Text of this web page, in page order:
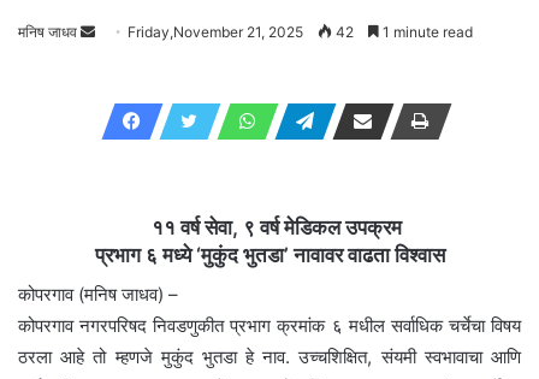
मनिष जाधव
SendFriday,November 21, 2025 42 1 minute read
११ वर्ष सेवा, ९ वर्ष मेडिकल उपक्रम
प्रभाग ६ मध्ये ‘मुकुंद भुतडा’ नावावर वाढता विश्वास
कोपरगाव (मनिष जाधव) –
कोपरगाव नगरपरिषद निवडणुकीत प्रभाग क्रमांक ६ मधील सर्वाधिक चर्चेचा विषय
ठरला आहे तो म्हणजे मुकुंद भुतडा हे नाव. उच्चशिक्षित, संयमी स्वभावाचा आणि